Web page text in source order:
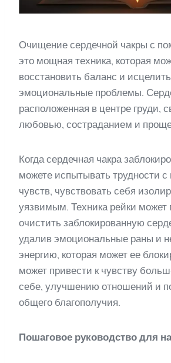
Очищение сердечной чакры с
это мощная техника, которая
восстановить баланс и исцелить
эмоциональные проблемы.
расположенная в центре груди,
любовью, состраданием и
Когда сердечная чакра
можете испытывать трудности
чувств, чувствовать себя
уязвимым. Техника рейки может
очистить заблокированную
удалив эмоциональные раны и
энергию, которая может ее
может привести к чувству
себе, улучшению отношений и
общего благополучия.
Пошаговое руководство для